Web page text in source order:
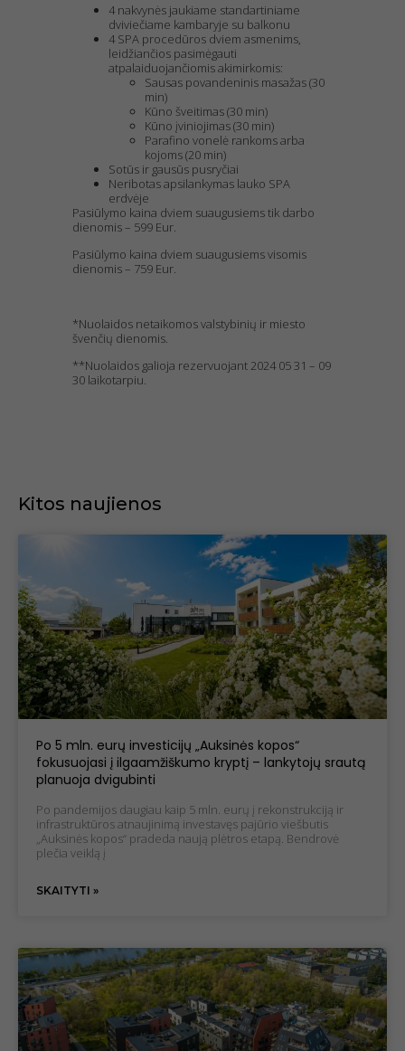
4 nakvynės jaukiame standartiniame
dviviečiame kambaryje su balkonu
4 SPA procedūros dviem asmenims,
leidžiančios pasimėgauti
atpalaiduojančiomis akimirkomis:
Sausas povandeninis masažas (30
min)
Kūno šveitimas (30 min)
Kūno įviniojimas (30 min)
Parafino vonelė rankoms arba
kojoms (20 min)
Sotūs ir gausūs pusryčiai
Neribotas apsilankymas lauko SPA
erdvėje
Pasiūlymo kaina dviem suaugusiems tik darbo
dienomis – 599 Eur.
Pasiūlymo kaina dviem suaugusiems visomis
dienomis – 759 Eur.
*Nuolaidos netaikomos valstybinių ir miesto
švenčių dienomis.
**Nuolaidos galioja rezervuojant 2024 05 31 – 09
30 laikotarpiu.
Kitos naujienos
Po 5 mln. eurų investicijų „Auksinės kopos“
fokusuojasi į ilgaamžiškumo kryptį – lankytojų srautą
planuoja dvigubinti
Po pandemijos daugiau kaip 5 mln. eurų į rekonstrukciją ir
infrastruktūros atnaujinimą investavęs pajūrio viešbutis
„Auksinės kopos“ pradeda naują plėtros etapą. Bendrovė
plečia veiklą į
SKAITYTI »